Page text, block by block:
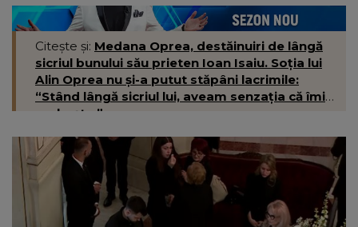
Citește și: Medana Oprea, destăinuiri de lângă
sicriul bunului său prieten Ioan Isaiu. Soția lui
Alin Oprea nu și-a putut stăpâni lacrimile:
“Stând lângă sicriul lui, aveam senzația că îmi
vorbește.”